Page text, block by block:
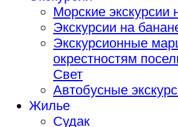
Морские экскурсии
Экскурсии на
Экскурсионные
окрестностям
Свет
Автобусные
Жилье
Судак